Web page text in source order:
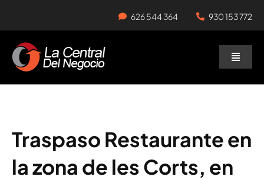
content
626 544 364 930 153 772
Toggle
Negocios en Traspaso
Servicios
Traspaso Restaurante en
la zona de les Corts, en